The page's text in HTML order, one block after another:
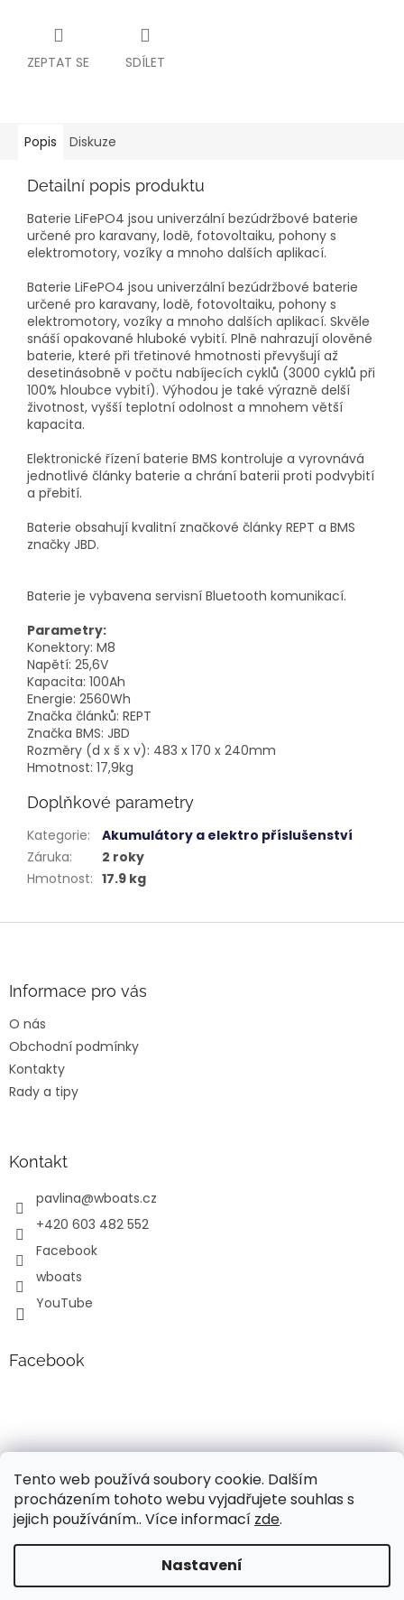
Tento web používá soubory cookie. Dalším
procházením tohoto webu vyjadřujete souhlas s
jejich používáním.. Více informací zde.
Nastavení
Vážení, v současné době probíhá úprava cen a popisů
ZEPTAT SE SDÍLET
Popis Diskuze
Detailní popis produktu
Baterie LiFePO4 jsou univerzální bezúdržbové baterie
určené pro karavany, lodě, fotovoltaiku, pohony s
elektromotory, vozíky a mnoho dalších aplikací.
Baterie LiFePO4 jsou univerzální bezúdržbové baterie
určené pro karavany, lodě, fotovoltaiku, pohony s
elektromotory, vozíky a mnoho dalších aplikací. Skvěle
snáší opakované hluboké vybití. Plně nahrazují olověné
baterie, které při třetinové hmotnosti převyšují až
desetinásobně v počtu nabíjecích cyklů (3000 cyklů při
100% hloubce vybití). Výhodou je také výrazně delší
životnost, vyšší teplotní odolnost a mnohem větší
kapacita.
Elektronické řízení baterie BMS kontroluje a vyrovnává
jednotlivé články baterie a chrání baterii proti podvybití
a přebití.
Baterie obsahují kvalitní značkové články REPT a BMS
značky JBD.
Baterie je vybavena servisní Bluetooth komunikací.
Parametry:
Konektory: M8
Napětí: 25,6V
Kapacita: 100Ah
Energie: 2560Wh
Značka článků: REPT
Značka BMS: JBD
Rozměry (d x š x v): 483 x 170 x 240mm
Hmotnost: 17,9kg
Doplňkové parametry
Kategorie:
Akumulátory a elektro příslušenství
Záruka:
2 roky
Hmotnost: 17.9 kg
Informace pro vás
O nás
Obchodní podmínky
Kontakty
Rady a tipy
Kontakt
pavlina@wboats.cz
+420 603 482 552
Facebook
wboats
YouTube
Facebook
Vytvořil Shoptet